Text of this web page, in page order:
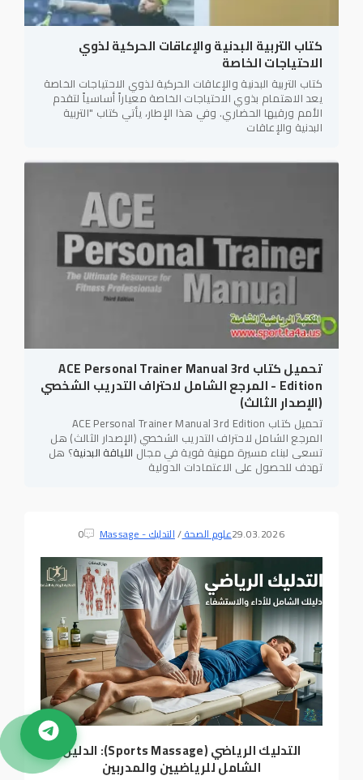
كتاب التربية البدنية والإعاقات الحركية لذوي
الاحتياجات الخاصة
كتاب التربية البدنية والإعاقات الحركية لذوي الاحتياجات الخاصة
يعد الاهتمام بذوي الاحتياجات الخاصة معياراً أساسياً لتقدم
الأمم ورقيها الحضاري. وفي هذا الإطار، يأتي كتاب "التربية
البدنية والإعاقات
تحميل كتاب ACE Personal Trainer Manual 3rd
Edition - المرجع الشامل لاحتراف التدريب الشخصي
(الإصدار الثالث)
تحميل كتاب ACE Personal Trainer Manual 3rd Edition
المرجع الشامل لاحتراف التدريب الشخصي (الإصدار الثالث) هل
تسعى لبناء مسيرة مهنية قوية في مجال اللياقة البدنية؟ هل
تهدف للحصول على الاعتمادات الدولية
29.03.2026علوم الصحة/التدليك - Massage 0
التدليك الرياضي (Sports Massage): الدليل
الشامل للرياضيين والمدربين